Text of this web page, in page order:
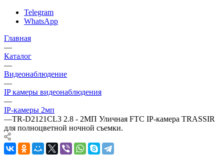
Telegram
WhatsApp
Главная
—
Каталог
—
Видеонаблюдение
—
IP камеры видеонаблюдения
—
IP-камеры 2мп
—TR-D2121CL3 2.8 - 2МП Уличная FTC IP-камера TRASSIR
для полноцветной ночной съемки.